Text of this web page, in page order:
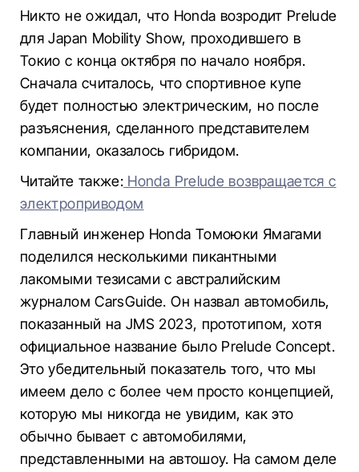
Никто не ожидал, что Honda возродит Prelude
для Japan Mobility Show, проходившего в
Токио с конца октября по начало ноября.
Сначала считалось, что спортивное купе
будет полностью электрическим, но после
разъяснения, сделанного представителем
компании, оказалось гибридом.
Читайте также: Honda Prelude возвращается с
электроприводом
Главный инженер Honda Томоюки Ямагами
поделился несколькими пикантными
лакомыми тезисами с австралийским
журналом CarsGuide. Он назвал автомобиль,
показанный на JMS 2023, прототипом, хотя
официальное название было Prelude Concept.
Это убедительный показатель того, что мы
имеем дело с более чем просто концепцией,
которую мы никогда не увидим, как это
обычно бывает с автомобилями,
представленными на автошоу. На самом деле